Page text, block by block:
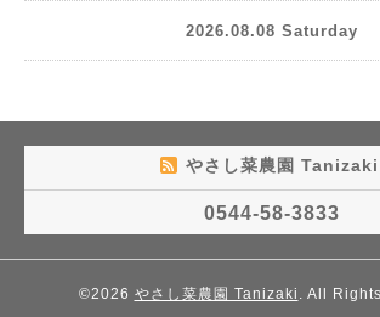
2026.08.08 Saturday
やさし菜農園 Tanizaki
0544-58-3833
©2026 やさし菜農園 Tanizaki . All